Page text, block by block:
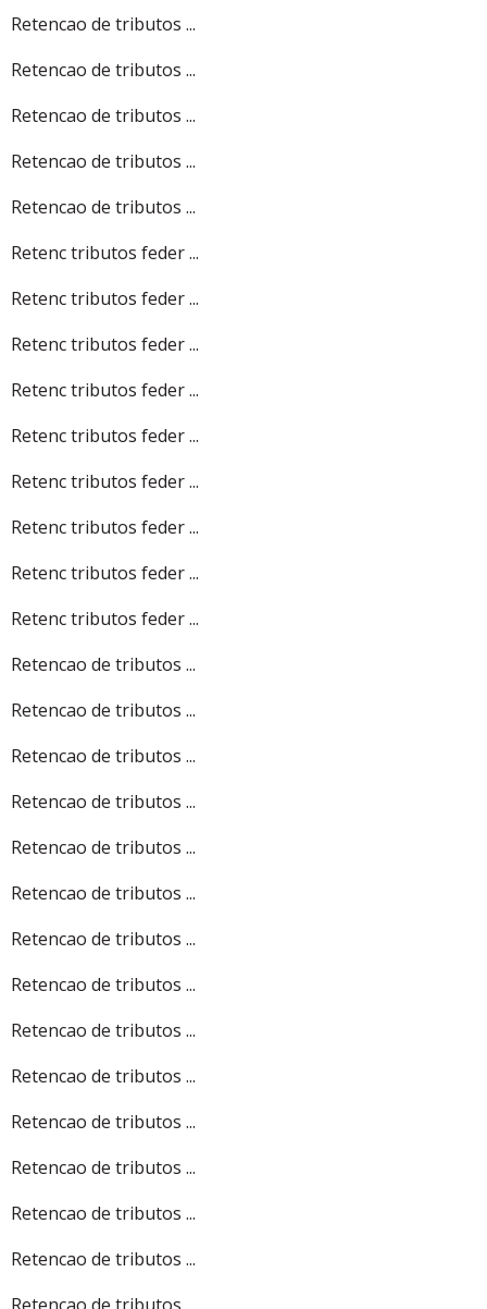
Retencao de tributos ...
Retencao de tributos ...
Retencao de tributos ...
Retencao de tributos ...
Retencao de tributos ...
Retenc tributos feder ...
Retenc tributos feder ...
Retenc tributos feder ...
Retenc tributos feder ...
Retenc tributos feder ...
Retenc tributos feder ...
Retenc tributos feder ...
Retenc tributos feder ...
Retenc tributos feder ...
Retencao de tributos ...
Retencao de tributos ...
Retencao de tributos ...
Retencao de tributos ...
Retencao de tributos ...
Retencao de tributos ...
Retencao de tributos ...
Retencao de tributos ...
Retencao de tributos ...
Retencao de tributos ...
Retencao de tributos ...
Retencao de tributos ...
Retencao de tributos ...
Retencao de tributos ...